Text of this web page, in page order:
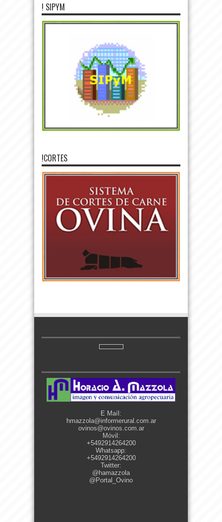
! SIPYM
!CORTES
E Maíl:
hmazzola@informerural.com.ar
ovinos@ovinos.com.ar
Móvil:
+5492914264200
Whatsapp:
+5492914264200
Twitter:
@hamazzola
@Portal_Ovino